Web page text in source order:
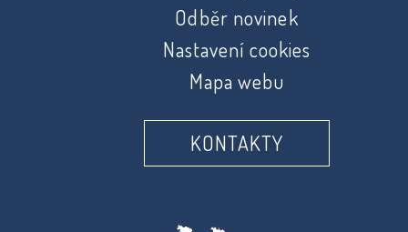
Odběr novinek
Nastavení cookies
Mapa webu
KONTAKTY